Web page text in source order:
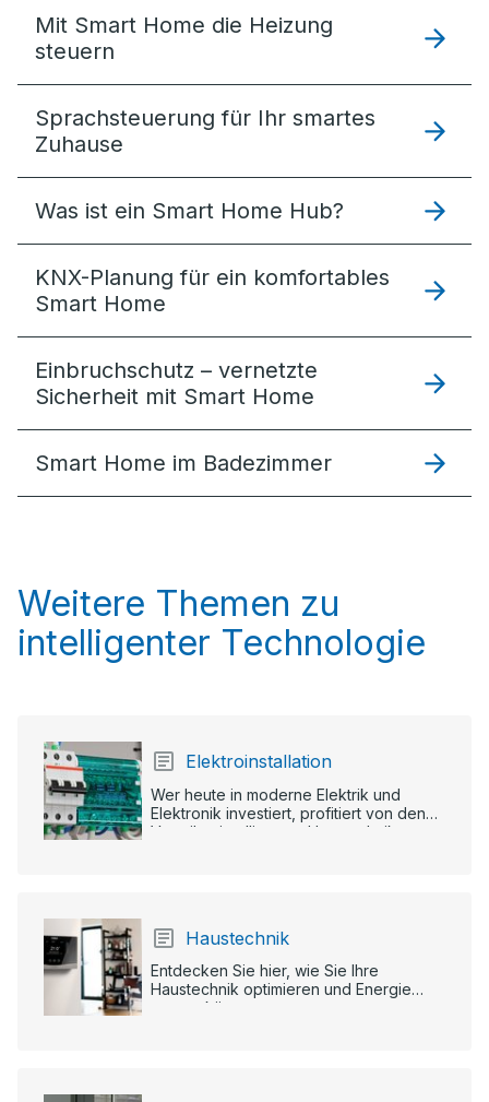
Mit Smart Home die Heizung
steuern
Sprachsteuerung für Ihr smartes
Zuhause
Was ist ein Smart Home Hub?
KNX-Planung für ein komfortables
Smart Home
Einbruchschutz – vernetzte
Sicherheit mit Smart Home
Smart Home im Badezimmer
Weitere Themen zu
intelligenter Technologie
Elektroinstallation
Wer heute in moderne Elektrik und
Elektronik investiert, profitiert von den
Vorteilen intelligenter Haustechnik.
Haustechnik
Entdecken Sie hier, wie Sie Ihre
Haustechnik optimieren und Energie
sparen können.